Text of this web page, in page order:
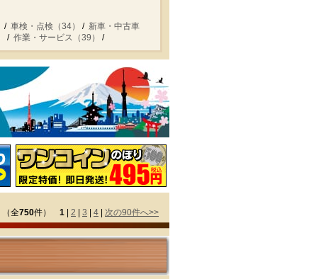
車検・点検（34）
新車・中古車
作業・サービス（39）
（全750件） 1 2 3 4 次の90件へ>>